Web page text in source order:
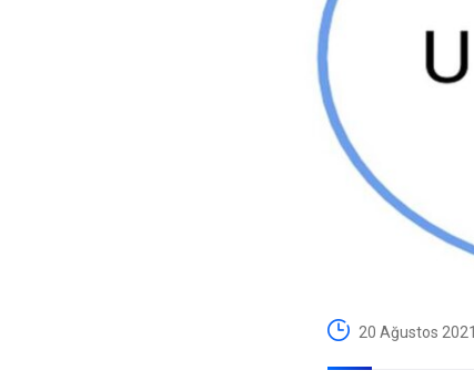
20 Ağustos 2021